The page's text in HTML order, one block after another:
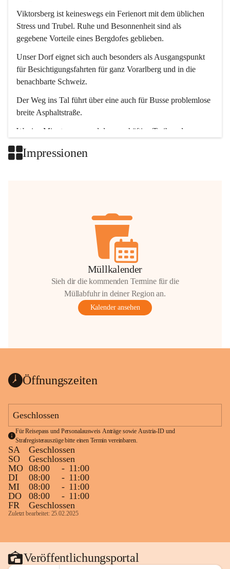
Viktorsberg ist keineswegs ein Ferienort mit dem üblichen
Stress und Trubel. Ruhe und Besonnenheit sind als
gegebene Vorteile eines Bergdofes geblieben.
Unser Dorf eignet sich auch besonders als Ausgangspunkt
für Besichtigungsfahrten für ganz Vorarlberg und in die
benachbarte Schweiz.
Der Weg ins Tal führt über eine auch für Busse problemlose
breite Asphaltstraße.
Wenige Minuten nur, und das geschäftige Treiben der
Impressionen
Müllkalender
Sieh dir die kommenden Termine für die
Müllabfuhr in deiner Region an.
Kalender ansehen
Öffnungszeiten
Geschlossen
Für Reisepass und Personalausweis Anträge sowie Austria-ID und
Strafregisterauszüge bitte einen Termin vereinbaren.
SA
Geschlossen
SO
Geschlossen
MO 08:00 - 11:00
DI
08:00 - 11:00
MI
08:00 - 11:00
DO
08:00 - 11:00
FR
Geschlossen
Zuletzt bearbeitet: 25.02.2025
Veröffentlichungsportal